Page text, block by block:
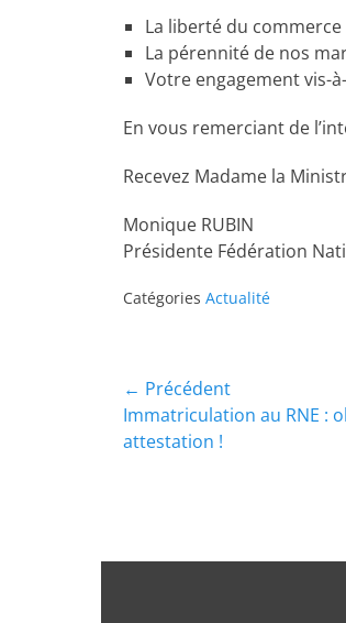
La liberté du
La pérennité de nos
Votre engagement vis-
En vous remerciant de
Recevez Madame la
Monique RUBIN
Présidente Fédération
Catégories Actualité
← Précédent
Immatriculation au RNE :
attestation !